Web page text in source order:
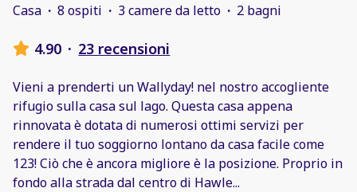
Casa · 8 ospiti · 3 camere da letto · 2 bagni
4.90 · 23 recensioni
Vieni a prenderti un Wallyday! nel nostro accogliente
rifugio sulla casa sul lago. Questa casa appena
rinnovata è dotata di numerosi ottimi servizi per
rendere il tuo soggiorno lontano da casa facile come
123! Ciò che è ancora migliore è la posizione. Proprio in
fondo alla strada dal centro di Hawle...